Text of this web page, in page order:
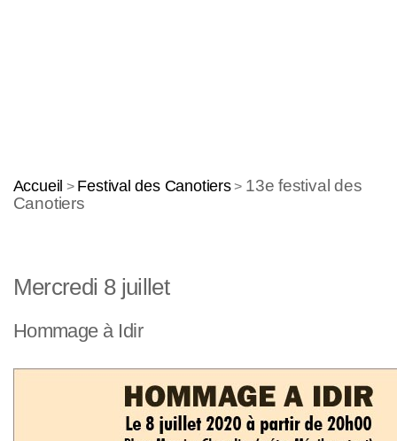
Accueil > Festival des Canotiers> 13e festival des
Canotiers
Mercredi 8 juillet
Hommage à Idir